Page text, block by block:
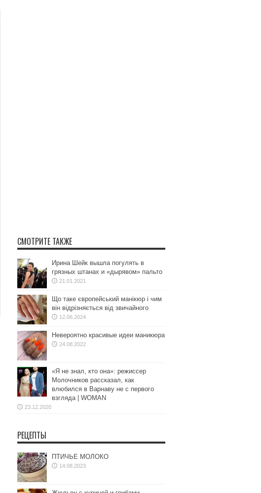
СМОТРИТЕ ТАКЖЕ
Ирина Шейк вышла погулять в
грязных штанах и «дырявом» пальто
21.01.2021
Що таке європейський манікюр і чим
він відрізняється від звичайного
12.06.2024
Невероятно красивые идеи маникюра
24.08.2022
«Я не знал, кто она»: режиссер
Молочников рассказал, как
влюбился в Варнаву не с первого
взгляда | WOMAN
23.12.2020
РЕЦЕПТЫ
ПТИЧЬЕ МОЛОКО
14.08.2023